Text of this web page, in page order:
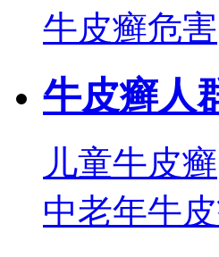
牛皮癣危害
牛皮癣人
儿童牛皮癣
中老年牛